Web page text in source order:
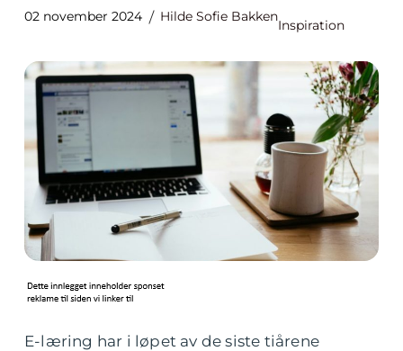
02 november 2024 Hilde Sofie Bakken
Inspiration
E-læring har i løpet av de siste tiårene